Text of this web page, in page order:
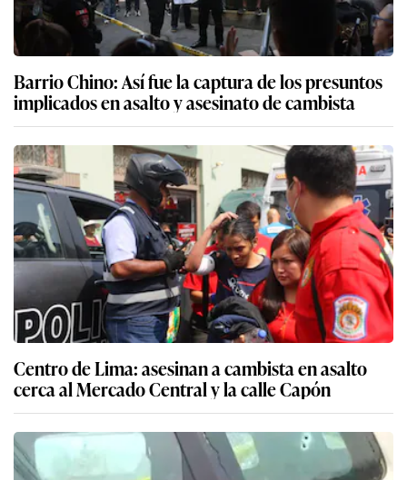
Barrio Chino: Así fue la captura de los presuntos
implicados en asalto y asesinato de cambista
Centro de Lima: asesinan a cambista en asalto
cerca al Mercado Central y la calle Capón